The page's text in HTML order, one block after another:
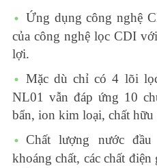
Ứng dụng công nghệ
của công nghệ lọc CDI
lợi.
Mặc dù chỉ có 4 lõi
NL01 vẫn đáp ứng 10
bẩn, ion kim loại, chất
Chất lượng nước
khoáng chất, các chất